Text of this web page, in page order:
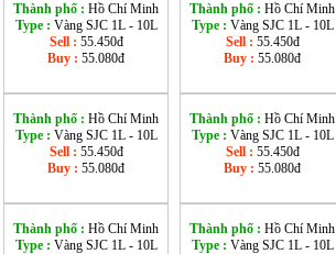
Thành phố : Hồ Chí Minh
Type : Vàng SJC 1L - 10L
Sell : 55.450đ
Buy : 55.080đ
Thành phố : Hồ Chí Minh
Type : Vàng SJC 1L - 10L
Sell : 55.450đ
Buy : 55.080đ
Thành phố : Hồ Chí Minh
Type : Vàng SJC 1L - 10L
Sell : 55.450đ
Buy : 55.080đ
Thành phố : Hồ Chí Minh
Type : Vàng SJC 1L - 10L
Sell : 55.450đ
Buy : 55.080đ
Thành phố : Hồ Chí Minh
Type : Vàng SJC 1L - 10L
Thành phố : Hồ Chí Minh
Type : Vàng SJC 1L - 10L